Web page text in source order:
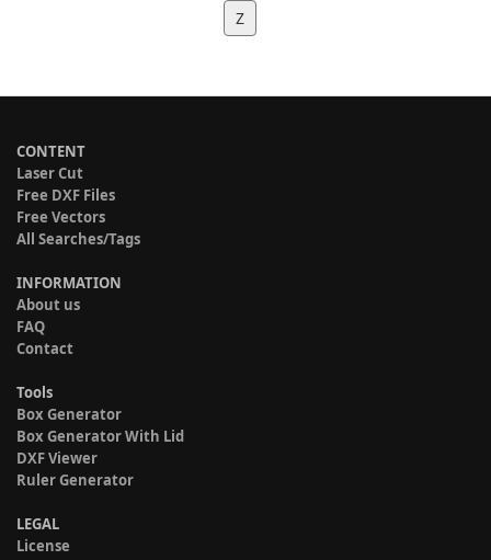
Z
CONTENT
Laser Cut
Free DXF Files
Free Vectors
All Searches/Tags
INFORMATION
About us
FAQ
Contact
Tools
Box Generator
Box Generator With Lid
DXF Viewer
Ruler Generator
LEGAL
License